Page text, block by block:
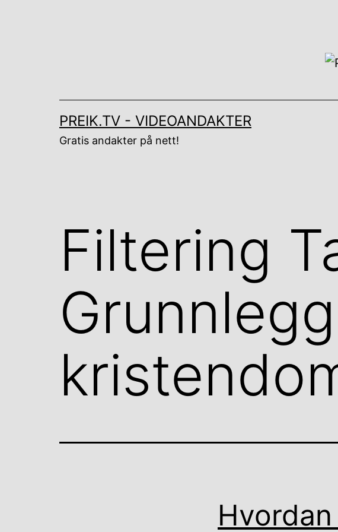
PREIK.TV - VIDEOANDAKTER
Gratis andakter på nett!
Filtering